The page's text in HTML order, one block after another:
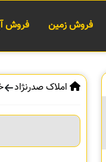
فروش زمین فروش
املاک صدرنژاد